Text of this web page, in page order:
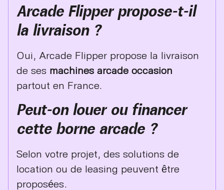
Arcade Flipper propose-t-il
la livraison ?
Oui, Arcade Flipper propose la livraison
de ses machines arcade occasion
partout en France.
Peut-on louer ou financer
cette borne arcade ?
Selon votre projet, des solutions de
location ou de leasing peuvent être
proposées.